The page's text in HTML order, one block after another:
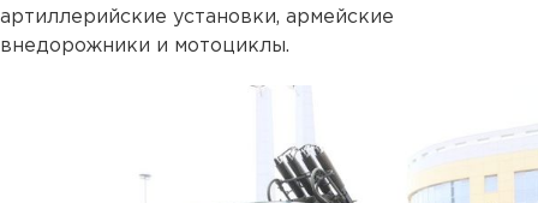
артиллерийские установки, армейские
внедорожники и мотоциклы.